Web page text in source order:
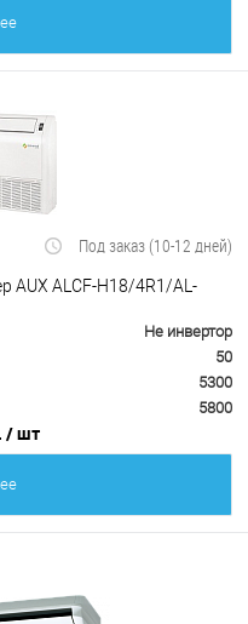
Под заказ (10-12 дней)
AUX ALCF-H18/4R1/AL-
Не инвертор
50
5300
5800
/ шт